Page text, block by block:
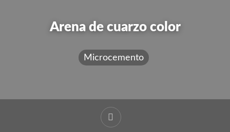
Arena de cuarzo color
Microcemento